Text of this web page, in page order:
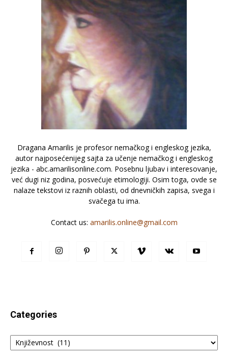
Dragana Amarilis je profesor nemačkog i engleskog jezika,
autor najposećenijeg sajta za učenje nemačkog i engleskog
jezika - abc.amarilisonline.com. Posebnu ljubav i interesovanje,
već dugi niz godina, posvećuje etimologiji. Osim toga, ovde se
nalaze tekstovi iz raznih oblasti, od dnevničkih zapisa, svega i
svačega tu ima.
Contact us: amarilis.online@gmail.com
Categories
Categories